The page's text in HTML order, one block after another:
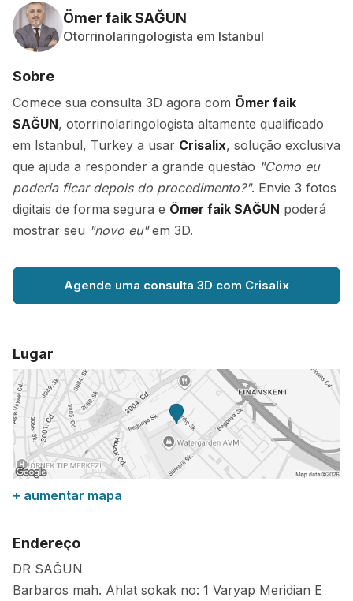
Avaliações dos pacientes
Ömer faik SAĞUN
Otorrinolaringologista em Istanbul
Sobre
Comece sua consulta 3D agora com Ömer faik
SAĞUN, otorrinolaringologista altamente qualificado
em Istanbul, Turkey a usar Crisalix, solução exclusiva
que ajuda a responder a grande questão "Como eu
poderia ficar depois do procedimento?". Envie 3 fotos
digitais de forma segura e Ömer faik SAĞUN poderá
mostrar seu "novo eu"em 3D.
Agende uma consulta 3D com Crisalix
Lugar
+ aumentar mapa
Endereço
DR SAĞUN
Barbaros mah. Ahlat sokak no: 1 Varyap Meridian E